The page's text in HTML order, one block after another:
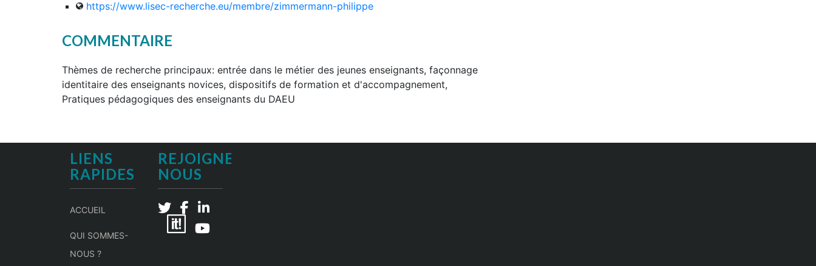
https://www.lisec-recherche.eu/membre/zimmermann-philippe
COMMENTAIRE
Thèmes de recherche principaux: entrée dans le métier des jeunes enseignants, façonnage
identitaire des enseignants novices, dispositifs de formation et d'accompagnement,
Pratiques pédagogiques des enseignants du DAEU
LIENS
RAPIDES
ACCUEIL
QUI SOMMES-
NOUS ?
REJOIGNEZ-
NOUS